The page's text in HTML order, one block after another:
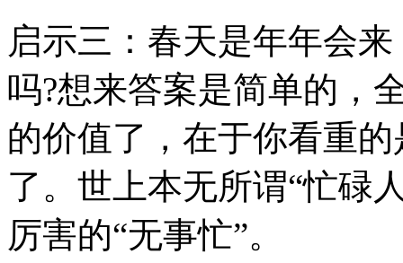
启示三：春天是年年会
吗?想来答案是简单的，
的价值了，在于你看重
了。世上本无所谓“忙碌
厉害的“无事忙”。